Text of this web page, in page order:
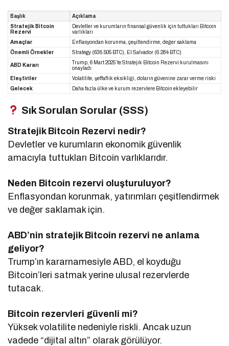
Başlık
Açıklama
Stratejik Bitcoin
Rezervi
Devletler ve kurumların finansal güvenlik için tuttukları Bitcoin
varlıkları
Amaçlar
Enflasyondan korunma, çeşitlendirme, değer saklama
Önemli Örnekler
Strategy (636.505 BTC), El Salvador (6.284 BTC)
ABD Kararı
Trump, 6 Mart 2025’te Stratejik Bitcoin Rezervi kurulmasını
onayladı
Eleştiriler
Volatilite, şeffaflık eksikliği, doların güvenine zarar verme riski
Gelecek
Daha fazla ülke ve kurum rezervlere Bitcoin ekleyebilir
Sık Sorulan Sorular (SSS)
Stratejik Bitcoin Rezervi nedir?
Devletler ve kurumların ekonomik güvenlik
amacıyla tuttukları Bitcoin varlıklarıdır.
Neden Bitcoin rezervi oluşturuluyor?
Enflasyondan korunmak, yatırımları çeşitlendirmek
ve değer saklamak için.
ABD’nin stratejik Bitcoin rezervi ne anlama
geliyor?
Trump’ın kararnamesiyle ABD, el koyduğu
Bitcoin’leri satmak yerine ulusal rezervlerde
tutacak.
Bitcoin rezervleri güvenli mi?
Yüksek volatilite nedeniyle riskli. Ancak uzun
vadede “dijital altın” olarak görülüyor.